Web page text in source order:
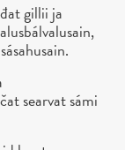
gillii ja
searvat sámi